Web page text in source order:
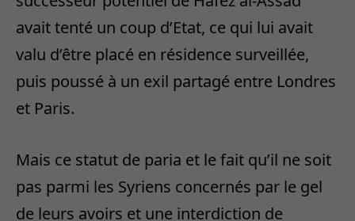
avait tenté un coup d’Etat, ce qui lui avait
valu d’être placé en résidence surveillée,
puis poussé à un exil partagé entre Londres
et Paris.
Mais ce statut de paria et le fait qu’il ne soit
pas parmi les Syriens concernés par le gel
de leurs avoirs et une interdiction de